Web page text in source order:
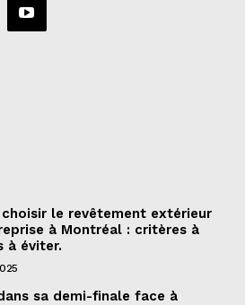
le revêtement extérieur
à Montréal : critères à
à éviter.
sa demi-finale face à